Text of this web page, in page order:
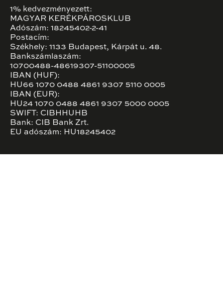
1% kedvezményezett:
MAGYAR KERÉKPÁROSKLUB
Adószám: 18245402-2-41
Postacím:
Székhely: 1133 Budapest, Kárpát u. 48.
Bankszámlaszám:
10700488-48619307-51100005
IBAN (HUF):
HU66 1070 0488 4861 9307 5110 0005
IBAN (EUR):
HU24 1070 0488 4861 9307 5000 0005
SWIFT: CIBHHUHB
Bank: CIB Bank Zrt.
EU adószám: HU18245402